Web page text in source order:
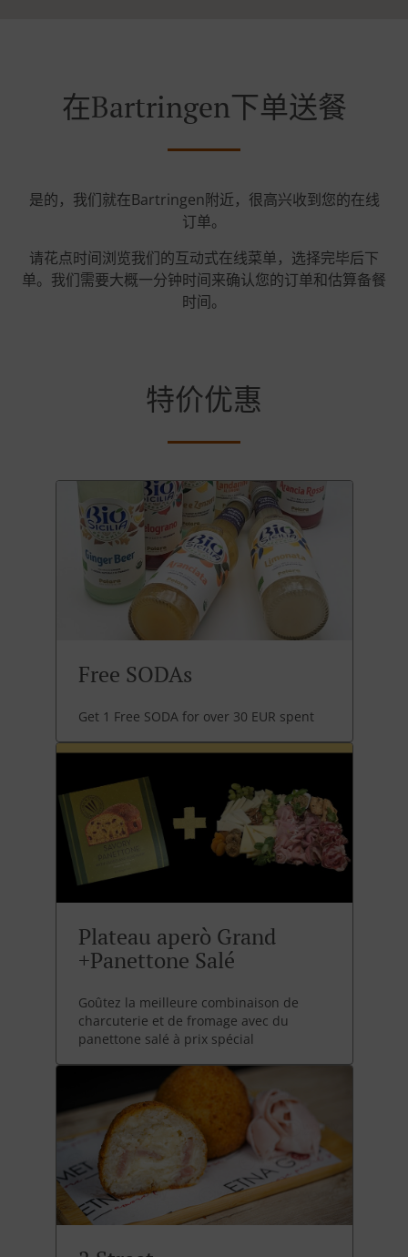
在Bartringen下单送餐
是的，我们就在Bartringen附近，很高兴收到您的在线
订单。
请花点时间浏览我们的互动式在线菜单，选择完毕后下
单。我们需要大概一分钟时间来确认您的订单和估算备餐
时间。
特价优惠
Free SODAs
Get 1 Free SODA for over 30 EUR spent
Plateau aperò Grand
+Panettone Salé
Goûtez la meilleure combinaison de
charcuterie et de fromage avec du
panettone salé à prix spécial